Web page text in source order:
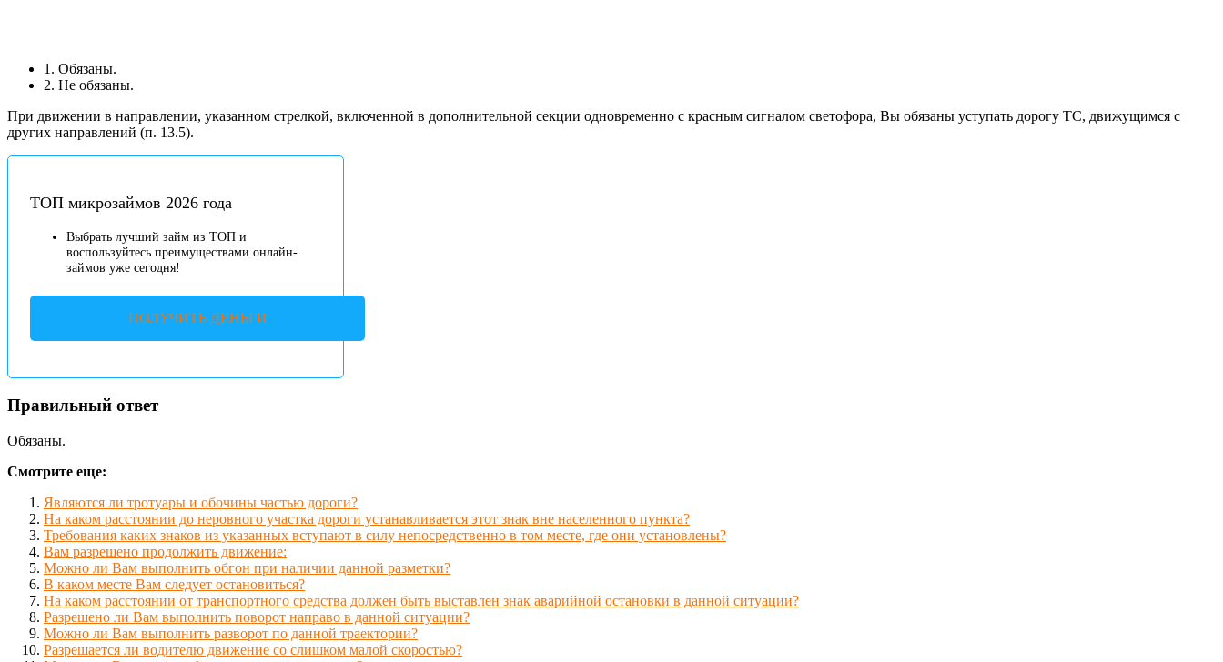
1. Обязаны.
2. Не обязаны.
При движении в направлении, указанном стрелкой, включенной в дополнительной секции одновременно с красным сигналом светофора, Вы обязаны уступать дорогу ТС, движущимся с
других направлений (п. 13.5).
ТОП микрозаймов 2026 года
Выбрать лучший займ из ТОП и
воспользуйтесь преимуществами онлайн-
займов уже сегодня!
ПОЛУЧИТЬ ДЕНЬГИ
Правильный ответ
Обязаны.
Смотрите еще:
Являются ли тротуары и обочины частью дороги?
На каком расстоянии до неровного участка дороги устанавливается этот знак вне населенного пункта?
Требования каких знаков из указанных вступают в силу непосредственно в том месте, где они установлены?
Вам разрешено продолжить движение:
Можно ли Вам выполнить обгон при наличии данной разметки?
В каком месте Вам следует остановиться?
На каком расстоянии от транспортного средства должен быть выставлен знак аварийной остановки в данной ситуации?
Разрешено ли Вам выполнить поворот направо в данной ситуации?
Можно ли Вам выполнить разворот по данной траектории?
Разрешается ли водителю движение со слишком малой скоростью?